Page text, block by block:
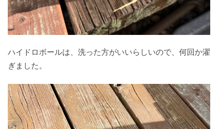
ハイドロボールは、洗った方がいいらしいので、何回か濯
ぎました。